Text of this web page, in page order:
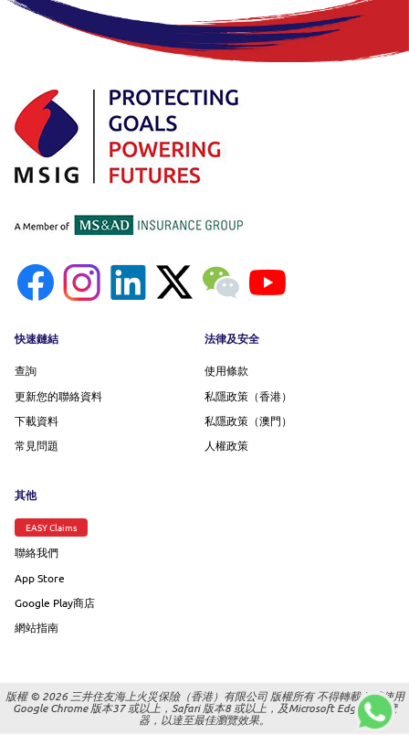
Footer menu
快速鏈結
查詢
更新您的聯絡資料
下載資料
常見問題
法律及安全
使用條款
私隱政策（香港）
私隱政策（澳門）
人權政策
其他
EASY Claims
聯絡我們
App Store
Google Play商店
網站指南
版權 © 2026 三井住友海上火災保險（香港）有限公司 版權所有 不得轉載 | 請使用
Google Chrome 版本37 或以上，Safari 版本8 或以上，及Microsoft Edge 的瀏覽
器，以達至最佳瀏覽效果。